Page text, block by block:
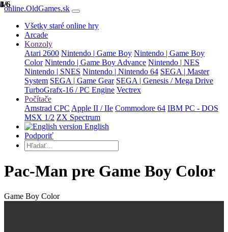
online.OldGames.sk
Všetky staré online hry
Arcade
Konzoly
Atari 2600 Nintendo | Game Boy Nintendo | Game Boy
Color Nintendo | Game Boy Advance Nintendo | NES
Nintendo | SNES Nintendo | Nintendo 64 SEGA | Master
System SEGA | Game Gear SEGA | Genesis / Mega Drive
TurboGrafx-16 / PC Engine Vectrex
Počítače
Amstrad CPC Apple II / IIe Commodore 64 IBM PC - DOS
MSX 1/2 ZX Spectrum
English
Podporiť
Pac-Man pre Game Boy Color
Game Boy Color
1/6
2/6
3/6
4/6
5/6
6/6